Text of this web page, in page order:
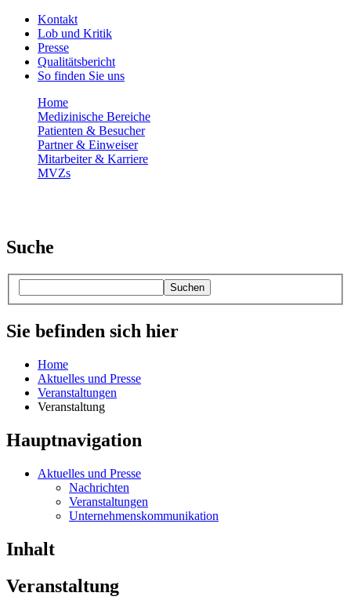
Kontakt
Lob und Kritik
Presse
Qualitätsbericht
So finden Sie uns
Home
Medizinische Bereiche
Patienten & Besucher
Partner & Einweiser
Mitarbeiter & Karriere
MVZs
Suche
Suchen
Sie befinden sich hier
Home
Aktuelles und Presse
Veranstaltungen
Veranstaltung
Hauptnavigation
Aktuelles und Presse
Nachrichten
Veranstaltungen
Unternehmenskommunikation
Inhalt
Veranstaltung